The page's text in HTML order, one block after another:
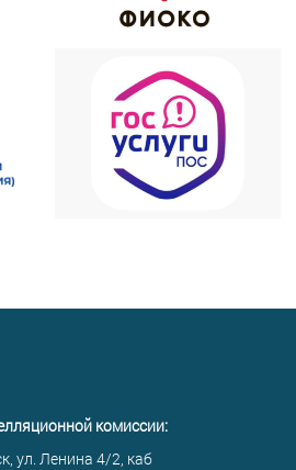
комиссии:
ул. Ленина 4/2, каб